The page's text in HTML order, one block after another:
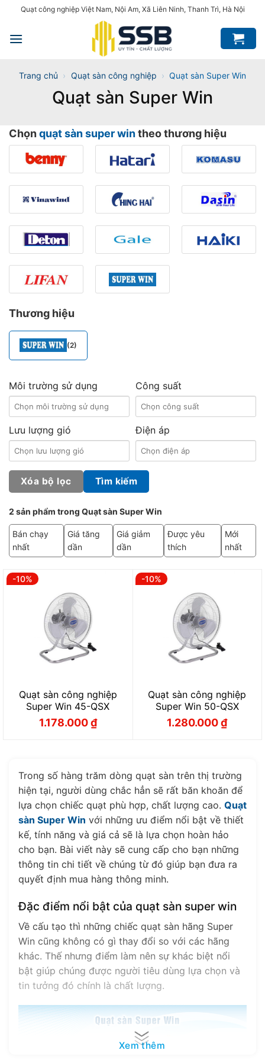
nội
Quạt công nghiệp Việt Nam, Nội Am, Xã Liên Ninh, Thanh Trì, Hà Nội
Quạt sàn Super Win
Trang chủ › Quạt sàn công nghiệp › Quạt sàn Super Win
Chọnquạt sàn super wintheo thương hiệu
Thương hiệu
(2)
Môi trường sử dụng Công suất
Lưu lượng gió Điện áp
Xóa bộ lọc Tìm kiếm
2 sản phẩm trong Quạt sàn Super Win
Bán chạy
nhất
Giá tăng
dần
Giá giảm
dần
Được yêu
thích
Mới
nhất
-10%
Quạt sàn công nghiệp
Super Win 45-QSX
Giá
1.178.000₫
Giá
-10%
Quạt sàn công nghiệp
Super Win 50-QSX
Giá
1.280.000₫
Giá
Trong số hàng trăm dòng quạt sàn trên thị trường
hiện tại, người dùng chắc hẳn sẽ rất băn khoăn để
lựa chọn chiếc quạt phù hợp, chất lượng cao. Quạt
sàn Super Win với những ưu điểm nổi bật về thiết
kế, tính năng và giá cả sẽ là lựa chọn hoàn hảo
cho bạn. Bài viết này sẽ cung cấp cho bạn những
thông tin chi tiết về chúng từ đó giúp bạn đưa ra
quyết định mua hàng thông minh.
Đặc điểm nổi bật của quạt sàn super win
Về cấu tạo thì những chiếc quạt sàn hãng Super
Win cũng không có gì thay đổi so với các hãng
khác. Thế nhưng điểm làm nên sự khác biệt nổi
bật giúp chúng được người tiêu dùng lựa chọn và
tin tưởng đó chính là chất lượng.
Xem thêm